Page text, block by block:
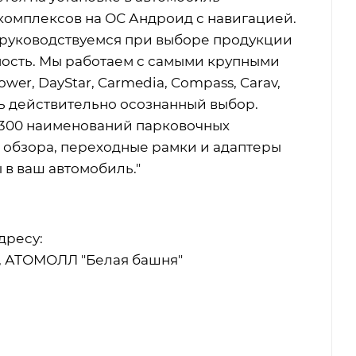
на ОС Андроид с навигацией.
при выборе продукции
Мы работаем с самыми крупными
DayStar, Carmedia, Compass, Carav,
действительно осознанный выбор.
наименований парковочных
переходные рамки и адаптеры
ваш автомобиль."
АТОМОЛЛ "Белая башня"